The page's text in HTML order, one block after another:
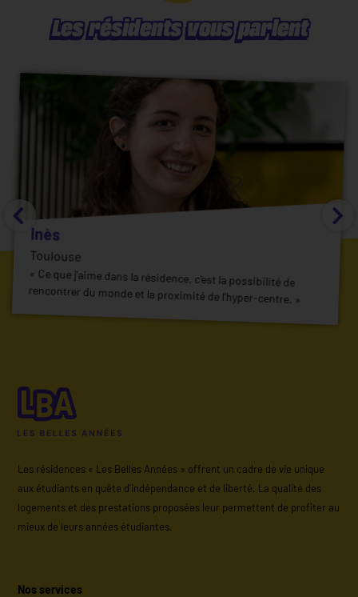
Les résidents vous parlent
Inès
Toulouse
« Ce que j'aime dans la résidence, c'est la possibilité de
rencontrer du monde et la proximité de l'hyper-centre. »
Les résidences « Les Belles Années » offrent un cadre de vie unique
aux étudiants en quête d’indépendance et de liberté. La qualité des
logements et des prestations proposées leur permettent de profiter au
mieux de leurs années étudiantes.
Nos services